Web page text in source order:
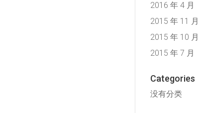
2016 年 4 月
2015 年 11 月
2015 年 10 月
2015 年 7 月
Categories
没有分类